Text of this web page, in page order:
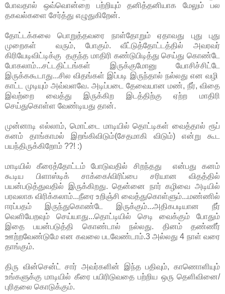
போவதால் ஒவ்வொன்றை பற்றியும் தனித்தனியாக மேலும் பல
தகவல்களை சேர்த்து எழுதுகிறேன்.
தோட்டக்கலை பொறுத்தவரை நாள்தோறும் ஏதாவது புது புது
முறைகள் வரும், போகும். வீட்டுத்தோட்டத்தில் அவரவர்
கிரியேடிவிட்டிக்கு தகுந்த மாதிரி கண்டுபிடித்து செய்து கொண்டே
போகலாம்...சட்டதிட்டங்கள் இருக்குமோனு யோசிச்சிட்டே
இருக்ககூடாது...சில விதங்கள் இப்படி இருந்தால் நல்லது என வழி
காட்ட முடியும் அவ்வளவே. அடிப்படை தேவையான மண், நீர், விதை
இவற்றை வைத்து இருக்கிற இடத்திற்கு ஏற்ற மாதிரி
செய்துகொள்ள வேண்டியது தான்.
முன்னாடி எல்லாம், மொட்டை மாடியில் தொட்டிகள் வைத்தால் ரூப்
கனம் தாங்காமல் இறங்கிவிடும்(சேதமாகி விடும்) என்று கூட
பயந்திருக்கிறோம் ??! :)
மாடியில் கீரைத்தோட்டம் போடுவதில் சிறந்தது
என்பது கனம்
கூடிய பிளாஸ்டிக் சாக்கை/விரிப்பை சரியான விதத்தில்
பயன்படுத்துவதில் இருக்கிறது. தென்னை நார் கழிவை அடியில்
பரவலாக விரிக்கலாம்...நீரை உறிஞ்சி வைத்துகொள்ளும்...மண்ணில்
ஈரப்பதம் இருந்துகொண்டே இருக்கும்...அதிகபடியான நீர்
வெளியேறவும் செய்யாது...தொட்டியில் செடி வைக்கும் போதும்
இதை பயன்படுத்தி கொண்டால் நல்லது. தினம் தண்ணீர்
ஊற்றவேண்டுமே என கவலை படவேண்டாம்.3 அல்லது 4 நாள் வரை
தாங்கும்.
திரு வின்சென்ட் சார் அவர்களின் இந்த பதிவும், காணொளியும்
உங்களுக்கு மாடியில் கீரை பயிரிடுவதை பற்றிய ஒரு தெளிவினை/
புரிதலை கொடுக்கும்.